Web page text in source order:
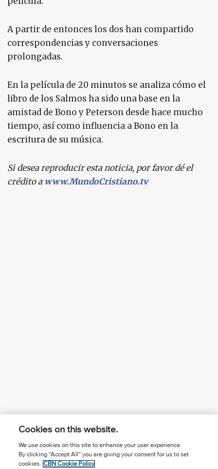
A partir de entonces los dos han compartido
correspondencias y conversaciones
prolongadas.
En la película de 20 minutos se analiza cómo el
libro de los Salmos ha sido una base en la
amistad de Bono y Peterson desde hace mucho
tiempo, así como influencia a Bono en la
escritura de su música.
Si desea reproducir esta noticia, por favor dé el
crédito a www.MundoCristiano.tv
¿Conoces a Jesús?
Suscríbase al boletín
Cookies on this website.
We use cookies on this site to enhance your user experience.
By clicking “Accept All” you are giving your consent for us to set
cookies. CBN Cookie Policy